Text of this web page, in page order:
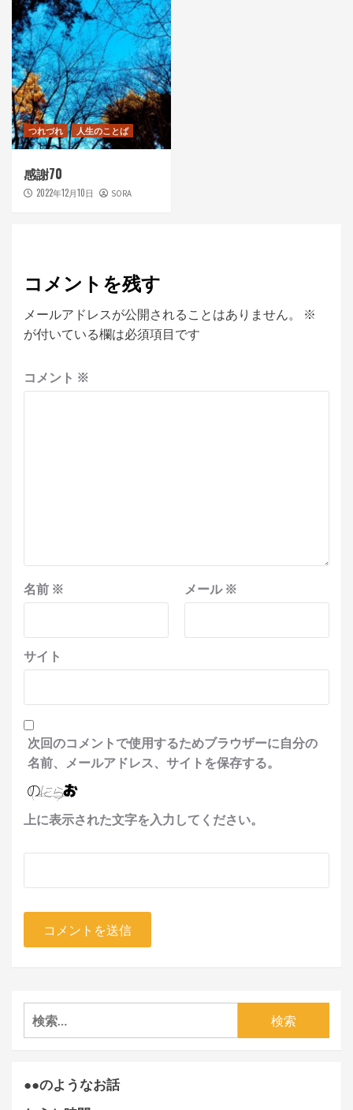
つれづれ 人生のことば
感謝70
2022年12月10日 SORA
コメントを残す
メールアドレスが公開されることはありません。
※
が付いている欄は必須項目です
コメント ※
名前 ※ メール ※
サイト
次回のコメントで使用するためブラウザーに自分の
名前、メールアドレス、サイトを保存する。
上に表示された文字を入力してください。
検
索:
●●のようなお話